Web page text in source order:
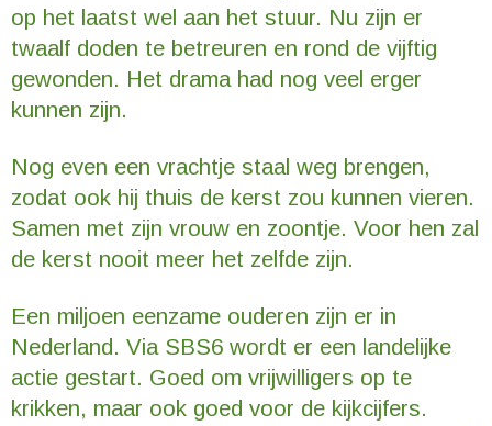
op het laatst wel aan het stuur. Nu zijn er
twaalf doden te betreuren en rond de vijftig
gewonden. Het drama had nog veel erger
kunnen zijn.
Nog even een vrachtje staal weg brengen,
zodat ook hij thuis de kerst zou kunnen vieren.
Samen met zijn vrouw en zoontje. Voor hen zal
de kerst nooit meer het zelfde zijn.
Een miljoen eenzame ouderen zijn er in
Nederland. Via SBS6 wordt er een landelijke
actie gestart. Goed om vrijwilligers op te
krikken, maar ook goed voor de kijkcijfers.